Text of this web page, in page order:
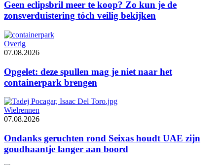
Geen eclipsbril meer te koop? Zo kun je de
zonsverduistering tóch veilig bekijken
Overig
07.08.2026
Opgelet: deze spullen mag je niet naar het
containerpark brengen
Wielrennen
07.08.2026
Ondanks geruchten rond Seixas houdt UAE zijn
goudhaantje langer aan boord